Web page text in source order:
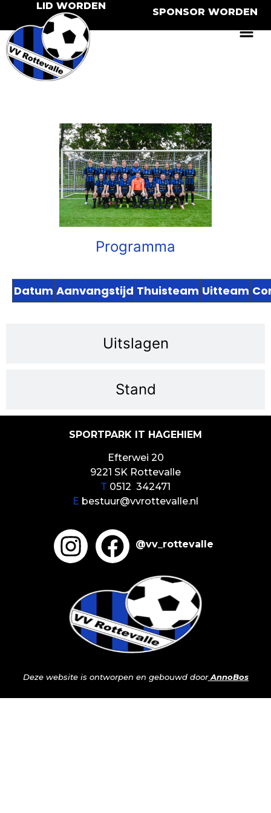
LID WORDEN
SPONSOR WORDEN
Programma
Uitslagen
Stand
Datum Aanvangstijd Thuisteam Uitteam
SPORTPARK IT HAGEHIEM
Efterwei 20
9221 SK Rottevalle
T 0512 342471
E bestuur@vvrottevalle.nl
@vv_rottevalle
Deze website is ontworpen en gebouwd door AnnoBos